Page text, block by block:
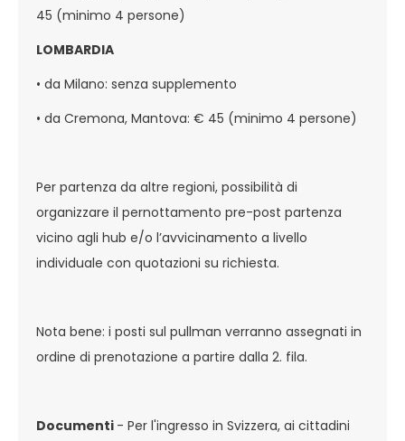
45 (minimo 4 persone)
LOMBARDIA
• da Milano: senza supplemento
• da Cremona, Mantova: € 45 (minimo 4 persone)
Per partenza da altre regioni, possibilità di
organizzare il pernottamento pre-post partenza
vicino agli hub e/o l’avvicinamento a livello
individuale con quotazioni su richiesta.
Nota bene: i posti sul pullman verranno assegnati in
ordine di prenotazione a partire dalla 2. fila.
Documenti - Per l'ingresso in Svizzera, ai cittadini